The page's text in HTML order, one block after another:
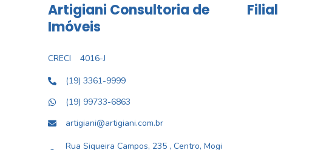
Artigiani Consultoria de
Imóveis
CRECI
4016-J
(19) 3361-9999
(19) 99733-6863
artigiani@artigiani.com.br
Rua Siqueira Campos, 235 , Centro, Mogi
Filial